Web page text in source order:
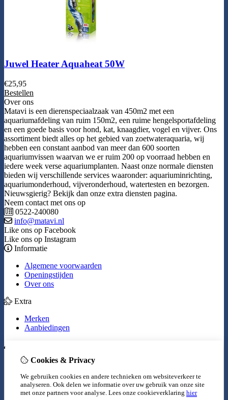
Juwel Heater Aquaheat 50W
€25,95
Bestellen
Over ons
Matavi is een dierenspeciaalzaak van 450m2 met een
aquariumafdeling van ruim 150m2, een ruime hengelsportafdeling
en een goede basis voor hond, kat, knaagdier, vogel en vijver. Ons
assortiment biedt alles op het gebied van zoetwateraquaria, wij
hebben een constant aanbod van meer dan 600 soorten
aquariumvissen waarvan we er ruim 200 op voorraad hebben en
iedere week verse aquariumplanten. Naast onze normale diensten
bieden wij verschillende services waaronder: aquariuminrichting,
aquariumonderhoud, vijveronderhoud, watertesten en bezorgen.
Nieuwsgierig? Bekijk dan onze extra diensten pagina.
Neem contact met ons op
0522-240080
info@matavi.nl
Like ons op Facebook
Like ons op Instagram
Informatie
Algemene voorwaarden
Openingstijden
Over ons
Extra
Merken
Aanbiedingen
Inloggen
Verlanglijst
Nieuwsbrief
Cookies & Privacy
We gebruiken cookies en andere technieken om websiteverkeer te
analyseren. Ook delen we informatie over uw gebruik van onze site
met onze partners voor analyse. Lees onze cookieverklaring hier